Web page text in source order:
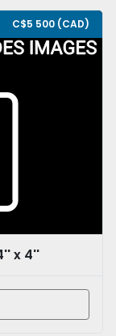
C$5 500 (CAD)
x 4''